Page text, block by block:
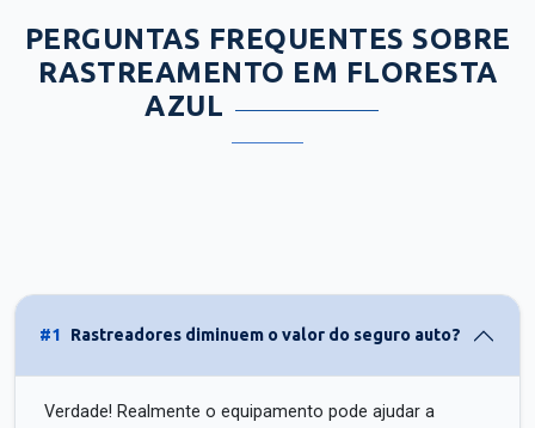
PERGUNTAS FREQUENTES SOBRE
RASTREAMENTO EM FLORESTA
AZUL
#1 Rastreadores diminuem o valor do seguro auto?
Verdade! Realmente o equipamento pode ajudar a